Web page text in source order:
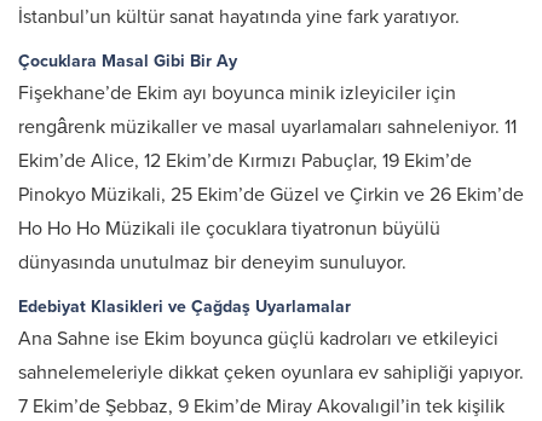
İstanbul’un kültür sanat hayatında yine fark yaratıyor.
Çocuklara Masal Gibi Bir Ay
Fişekhane’de Ekim ayı boyunca minik izleyiciler için
rengârenk müzikaller ve masal uyarlamaları sahneleniyor. 11
Ekim’de Alice, 12 Ekim’de Kırmızı Pabuçlar, 19 Ekim’de
Pinokyo Müzikali, 25 Ekim’de Güzel ve Çirkin ve 26 Ekim’de
Ho Ho Ho Müzikali ile çocuklara tiyatronun büyülü
dünyasında unutulmaz bir deneyim sunuluyor.
Edebiyat Klasikleri ve Çağdaş Uyarlamalar
Ana Sahne ise Ekim boyunca güçlü kadroları ve etkileyici
sahnelemeleriyle dikkat çeken oyunlara ev sahipliği yapıyor.
7 Ekim’de Şebbaz, 9 Ekim’de Miray Akovalıgil’in tek kişilik